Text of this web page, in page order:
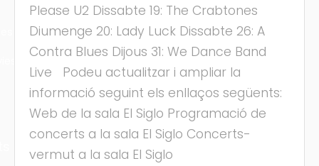
Please U2 Dissabte 19: The Crabtones
Diumenge 20: Lady Luck Dissabte 26: A
Contra Blues Dijous 31: We Dance Band
Live Podeu actualitzar i ampliar la
informació seguint els enllaços següents:
Web de la sala El Siglo Programació de
concerts a la sala El Siglo Concerts-
vermut a la sala El Siglo